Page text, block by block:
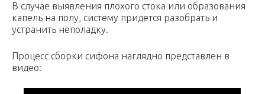
В случае выявления плохого стока или образования
капель на полу, систему придется разобрать и
устранить неполадку.
Процесс сборки сифона наглядно представлен в
видео: